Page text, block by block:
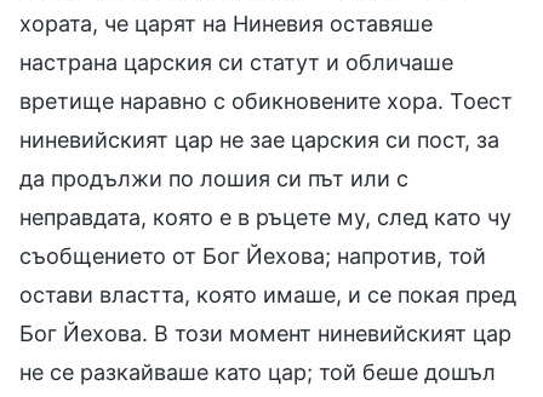
хората, че царят на Ниневия оставяше
настрана царския си статут и обличаше
вретище наравно с обикновените хора. Тоест
ниневийският цар не зае царския си пост, за
да продължи по лошия си път или с
неправдата, която е в ръцете му, след като чу
съобщението от Бог Йехова; напротив, той
остави властта, която имаше, и се покая пред
Бог Йехова. В този момент ниневийският цар
не се разкайваше като цар; той беше дошъл